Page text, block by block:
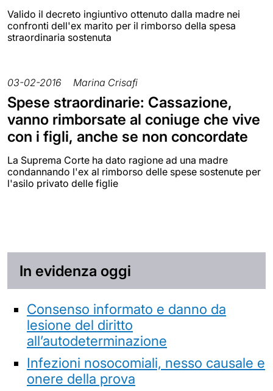
Valido il decreto ingiuntivo ottenuto dalla madre nei
confronti dell'ex marito per il rimborso della spesa
straordinaria sostenuta
03-02-2016 Marina Crisafi
Spese straordinarie: Cassazione,
vanno rimborsate al coniuge che vive
con i figli, anche se non concordate
La Suprema Corte ha dato ragione ad una madre
condannando l'ex al rimborso delle spese sostenute per
l'asilo privato delle figlie
In evidenza oggi
Consenso informato e danno da
lesione del diritto
all’autodeterminazione
Infezioni nosocomiali, nesso causale e
onere della prova